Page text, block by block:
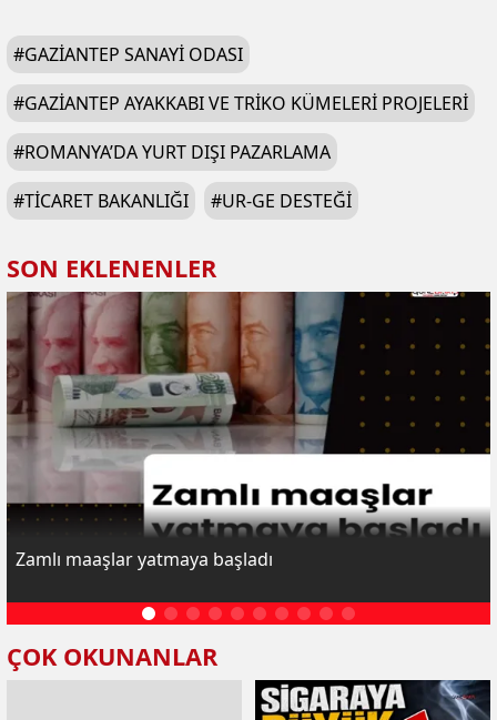
#GAZIANTEP SANAYI ODASI
#GAZIANTEP AYAKKABI VE TRIKO KÜMELERI PROJELERI
#ROMANYA’DA YURT DIŞI PAZARLAMA
#TICARET BAKANLIĞI #UR-GE DESTEĞI
SON EKLENENLER
Zamlı maaşlar yatmaya başladı
ÇOK OKUNANLAR